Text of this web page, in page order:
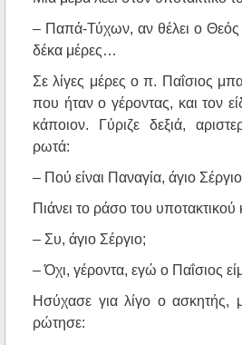
– Παπά-Τύχων, αν θέλει ο Θεός
δέκα μέρες…
Σε λίγες μέρες ο π. Παΐσιος
που ήταν ο γέροντας, και τον
κάποιον. Γύριζε δεξιά,
ρωτά:
– Πού είναι Παναγία, άγιο
Πιάνει το ράσο του υποτακτικού
– Συ, άγιο Σέργιο;
– Όχι, γέροντα, εγώ ο Παΐσιος
Ησύχασε για λίγο ο ασκητής,
ρώτησε: